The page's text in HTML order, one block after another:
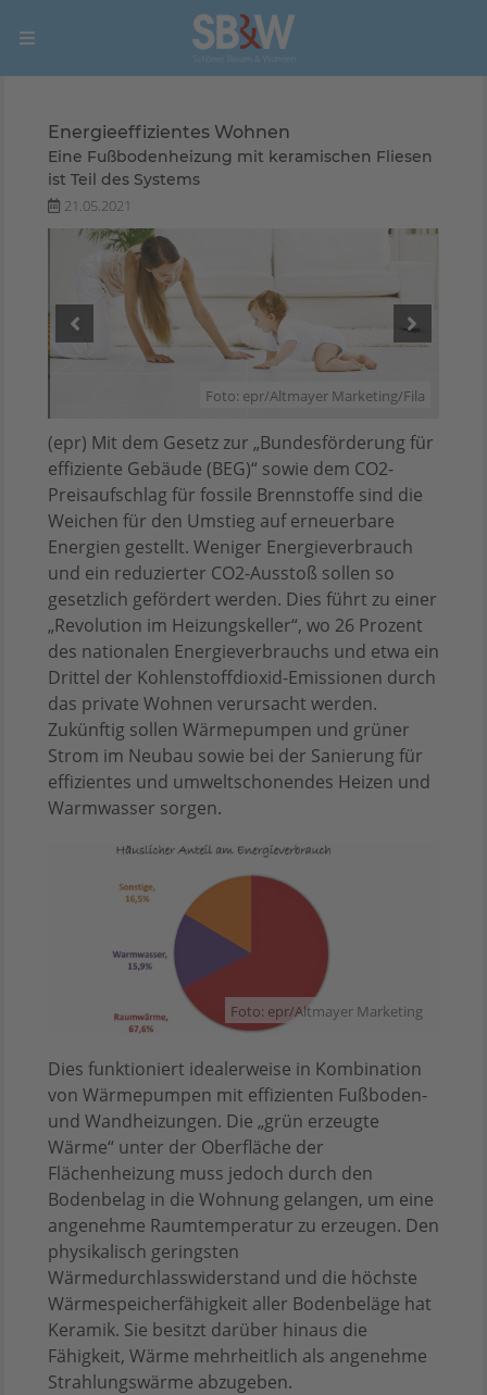
Energieeffizientes Wohnen
Eine Fußbodenheizung mit keramischen Fliesen
ist Teil des Systems
21.05.2021
Foto: epr/Altmayer Marketing/Fila
(epr) Mit dem Gesetz zur „Bundesförderung für
effiziente Gebäude (BEG)“ sowie dem CO2-
Preisaufschlag für fossile Brennstoffe sind die
Weichen für den Umstieg auf erneuerbare
Energien gestellt. Weniger Energieverbrauch
und ein reduzierter CO2-Ausstoß sollen so
gesetzlich gefördert werden. Dies führt zu einer
„Revolution im Heizungskeller“, wo 26 Prozent
des nationalen Energieverbrauchs und etwa ein
Drittel der Kohlenstoffdioxid-Emissionen durch
das private Wohnen verursacht werden.
Zukünftig sollen Wärmepumpen und grüner
Strom im Neubau sowie bei der Sanierung für
effizientes und umweltschonendes Heizen und
Warmwasser sorgen.
Foto: epr/Altmayer Marketing
Dies funktioniert idealerweise in Kombination
von Wärmepumpen mit effizienten Fußboden-
und Wandheizungen. Die „grün erzeugte
Wärme“ unter der Oberfläche der
Flächenheizung muss jedoch durch den
Bodenbelag in die Wohnung gelangen, um eine
angenehme Raumtemperatur zu erzeugen. Den
physikalisch geringsten
Wärmedurchlasswiderstand und die höchste
Wärmespeicherfähigkeit aller Bodenbeläge hat
Keramik. Sie besitzt darüber hinaus die
Fähigkeit, Wärme mehrheitlich als angenehme
Strahlungswärme abzugeben.